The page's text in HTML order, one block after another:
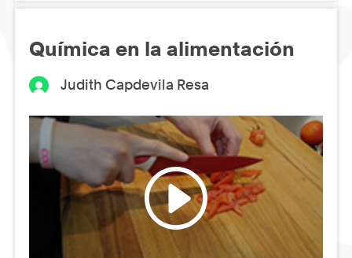
Química en la alimentación
Judith Capdevila Resa